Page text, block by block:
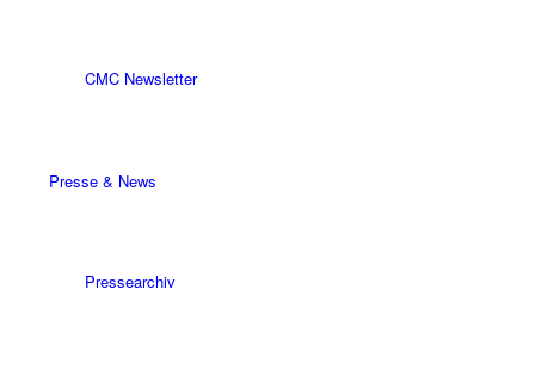
CMC Newsletter
Presse & News
Pressearchiv